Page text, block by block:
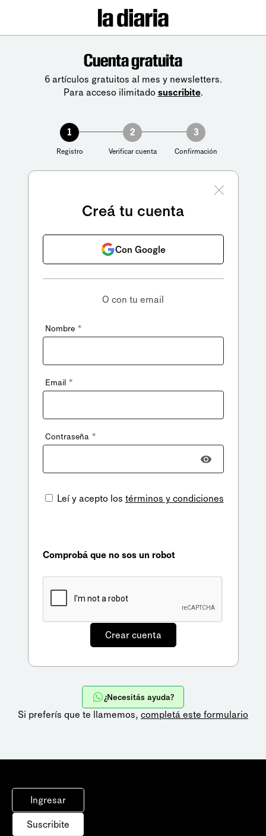
Cuenta gratuita
6 artículos gratuitos al mes y newsletters.
Para acceso ilimitado suscribite.
1
Registro
2
Verificar cuenta
3
Confirmación
Creá tu cuenta
Con Google
O con tu email
Nombre *
Email *
Contraseña *
Leí y acepto los términos y condiciones
Comprobá que no sos un robot
¿Necesitás ayuda?
Si preferís que te llamemos, completá este formulario
Ingresar
Suscribite